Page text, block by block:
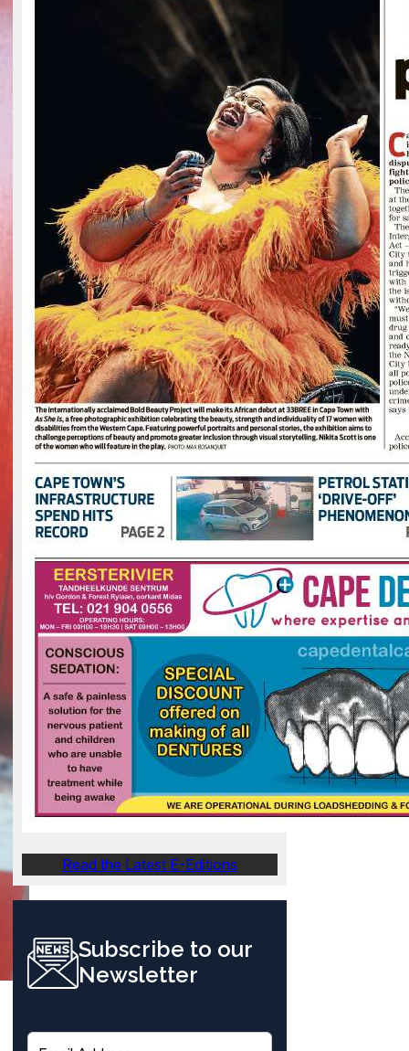
Read the Latest E-Editions
Subscribe to our
Newsletter
E